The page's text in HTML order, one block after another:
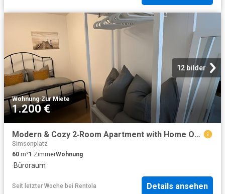
12 bilder
Wohnung·Zur Miete
1.200 €
Modern & Cozy 2‑Room Apartment with Home Office in Leipzig‑Altlindenau, Leipzig Amsterdam Apartments for Rent
Simsonplatz
60 m²1 ZimmerWohnung
·Büroraum
Seit letzter Woche bei Rentola Details ansehen